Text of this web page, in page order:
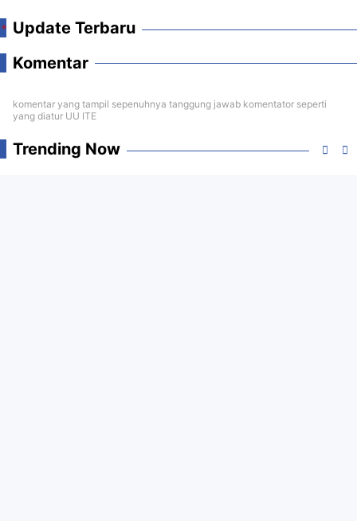
Update Terbaru
Komentar
komentar yang tampil sepenuhnya tanggung jawab komentator seperti
yang diatur UU ITE
Trending Now